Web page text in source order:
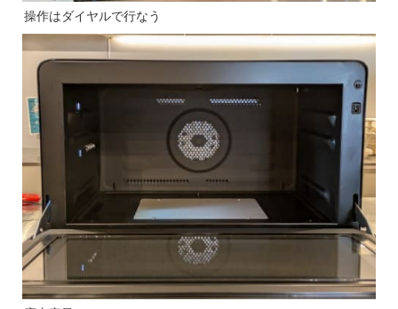
操作はダイヤルで行なう